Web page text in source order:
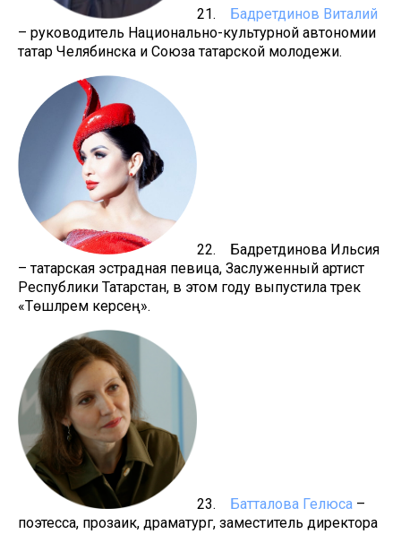
21. Бадретдинов Виталий
– руководитель Национально-культурной автономии
татар Челябинска и Союза татарской молодежи.
22. Бадретдинова Ильсия
– татарская эстрадная певица, Заслуженный артист
Республики Татарстан, в этом году выпустила трек
«Төшләремә керәсең».
23. Батталова Гелюса –
поэтесса, прозаик, драматург, заместитель директора